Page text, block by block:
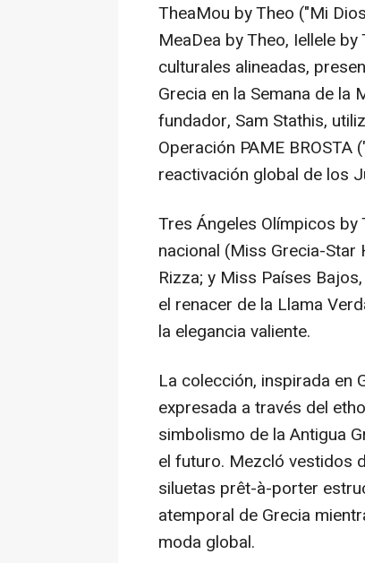
TheaMou by Theo ("Mi
MeaDea by Theo, Iellele
culturales alineadas,
Grecia en la Semana de la
fundador, Sam Stathis,
Operación PAME
reactivación global de los
Tres Ángeles Olímpicos
nacional (Miss Grecia-Star
Rizza; y Miss Países
el renacer de la Llama
la elegancia valiente.
La colección, inspirada en
expresada a través del
simbolismo de la Antigua
el futuro. Mezcló vestidos
siluetas prêt-à-porter
atemporal de Grecia
moda global.